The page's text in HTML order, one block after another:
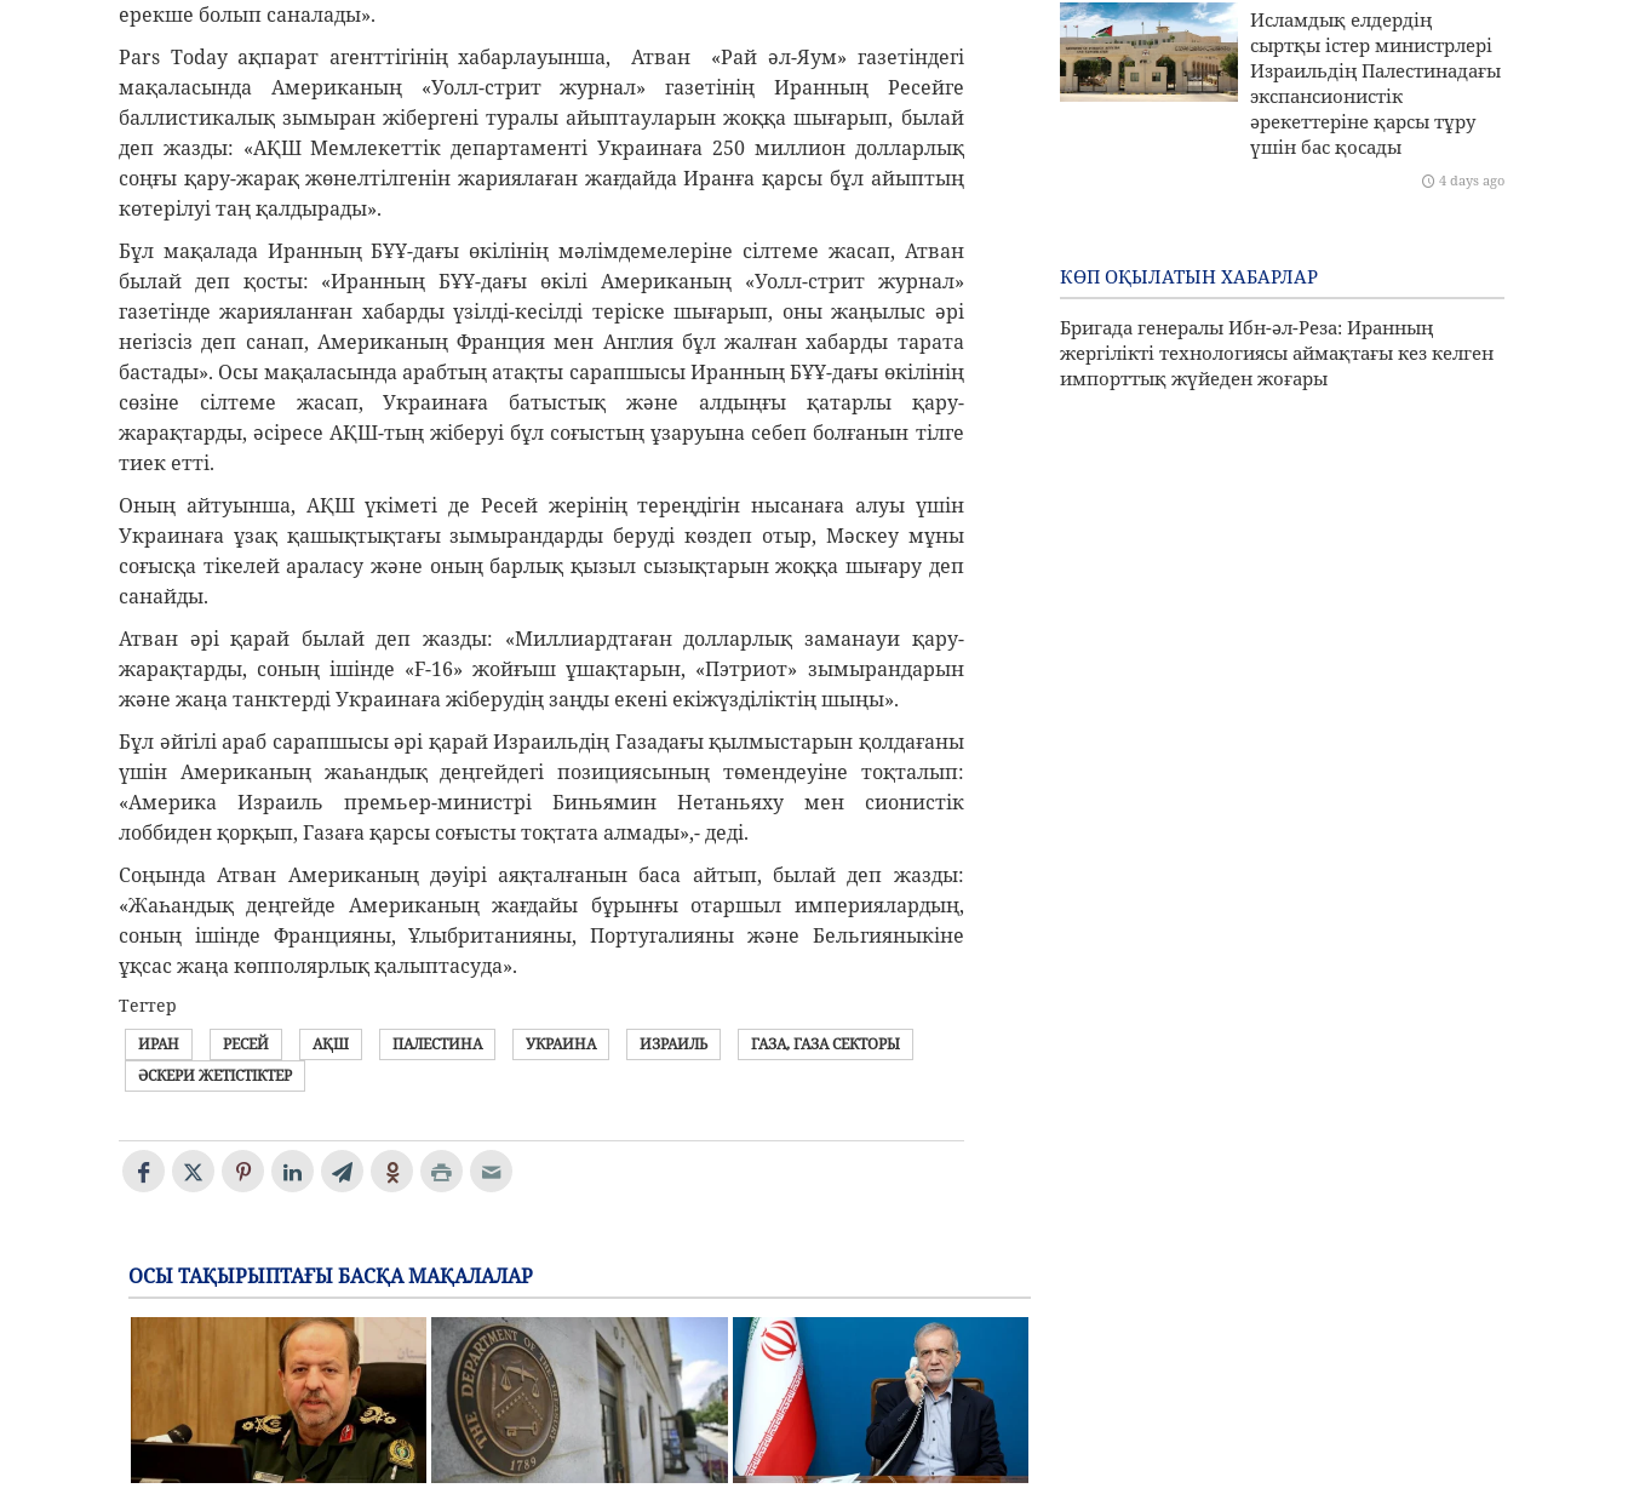
ерекше болып саналады».
Pars Тoday ақпарат агенттігінің хабарлауынша, Атван «Рай әл-Яум» газетіндегі
мақаласында Американың «Уолл-стрит журнал» газетінің Иранның Ресейге
баллистикалық зымыран жібергені туралы айыптауларын жоққа шығарып, былай
деп жазды: «АҚШ Мемлекеттік департаменті Украинаға 250 миллион долларлық
соңғы қару-жарақ жөнелтілгенін жариялаған жағдайда Иранға қарсы бұл айыптың
көтерілуі таң қалдырады».
Бұл мақалада Иранның БҰҰ-дағы өкілінің мәлімдемелеріне сілтеме жасап, Атван
былай деп қосты: «Иранның БҰҰ-дағы өкілі Американың «Уолл-стрит журнал»
газетінде жарияланған хабарды үзілді-кесілді теріске шығарып, оны жаңылыс әрі
негізсіз деп санап, Американың Франция мен Англия бұл жалған хабарды тарата
бастады». Осы мақаласында арабтың атақты сарапшысы Иранның БҰҰ-дағы өкілінің
сөзіне сілтеме жасап, Украинаға батыстық және алдыңғы қатарлы қару-
жарақтарды, әсіресе АҚШ-тың жіберуі бұл соғыстың ұзаруына себеп болғанын тілге
тиек етті.
Оның айтуынша, АҚШ үкіметі де Ресей жерінің тереңдігін нысанаға алуы үшін
Украинаға ұзақ қашықтықтағы зымырандарды беруді көздеп отыр, Мәскеу мұны
соғысқа тікелей араласу және оның барлық қызыл сызықтарын жоққа шығару деп
санайды.
Атван әрі қарай былай деп жазды: «Миллиардтаған долларлық заманауи қару-
жарақтарды, соның ішінде «F-16» жойғыш ұшақтарын, «Пэтриот» зымырандарын
және жаңа танктерді Украинаға жіберудің заңды екені екіжүзділіктің шыңы».
Бұл әйгілі араб сарапшысы әрі қарай Израильдің Газадағы қылмыстарын қолдағаны
үшін Американың жаһандық деңгейдегі позициясының төмендеуіне тоқталып:
«Америка Израиль премьер-министрі Биньямин Нетаньяху мен сионистік
лоббиден қорқып, Газаға қарсы соғысты тоқтата алмады»,- деді.
Соңында Атван Американың дәуірі аяқталғанын баса айтып, былай деп жазды:
«Жаһандық деңгейде Американың жағдайы бұрынғы отаршыл империялардың,
соның ішінде Францияны, Ұлыбританияны, Португалияны және Бельгияныкіне
ұқсас жаңа көпполярлық қалыптасуда».
Тегтер
ИРАН РЕСЕЙ АҚШ ПАЛЕСТИНА УКРАИНА ИЗРАИЛЬ
ГАЗА, ГАЗА СЕКТОРЫ
ӘСКЕРИ ЖЕТІСТІКТЕР
ОСЫ ТАҚЫРЫПТАҒЫ БАСҚА МАҚАЛАЛАР
Исламдық елдердің
сыртқы істер министрлері
Израильдің Палестинадағы
экспансионистік
әрекеттеріне қарсы тұру
үшін бас қосады
4 days ago
КӨП ОҚЫЛАТЫН ХАБАРЛАР
Бригада генералы Ибн-әл-Реза: Иранның
жергілікті технологиясы аймақтағы кез келген
импорттық жүйеден жоғары